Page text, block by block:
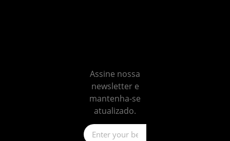
Assine nossa
newsletter e
mantenha-se
atualizado.